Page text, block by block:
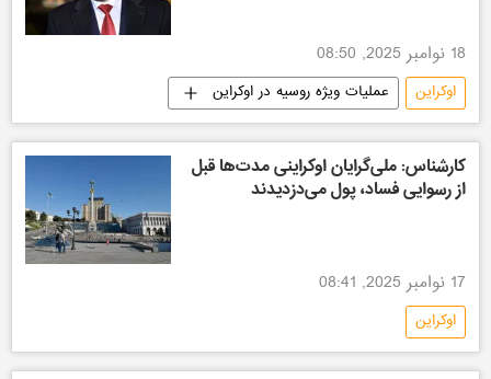
18 نوامبر 2025, 08:50
اوکراین عملیات ویژه روسیه در اوکراین
کارشناس: ملی‌گرایان اوکراینی مدت‌ها قبل
از رسوایی فساد، پول می‌دزدیدند
17 نوامبر 2025, 08:41
اوکراین